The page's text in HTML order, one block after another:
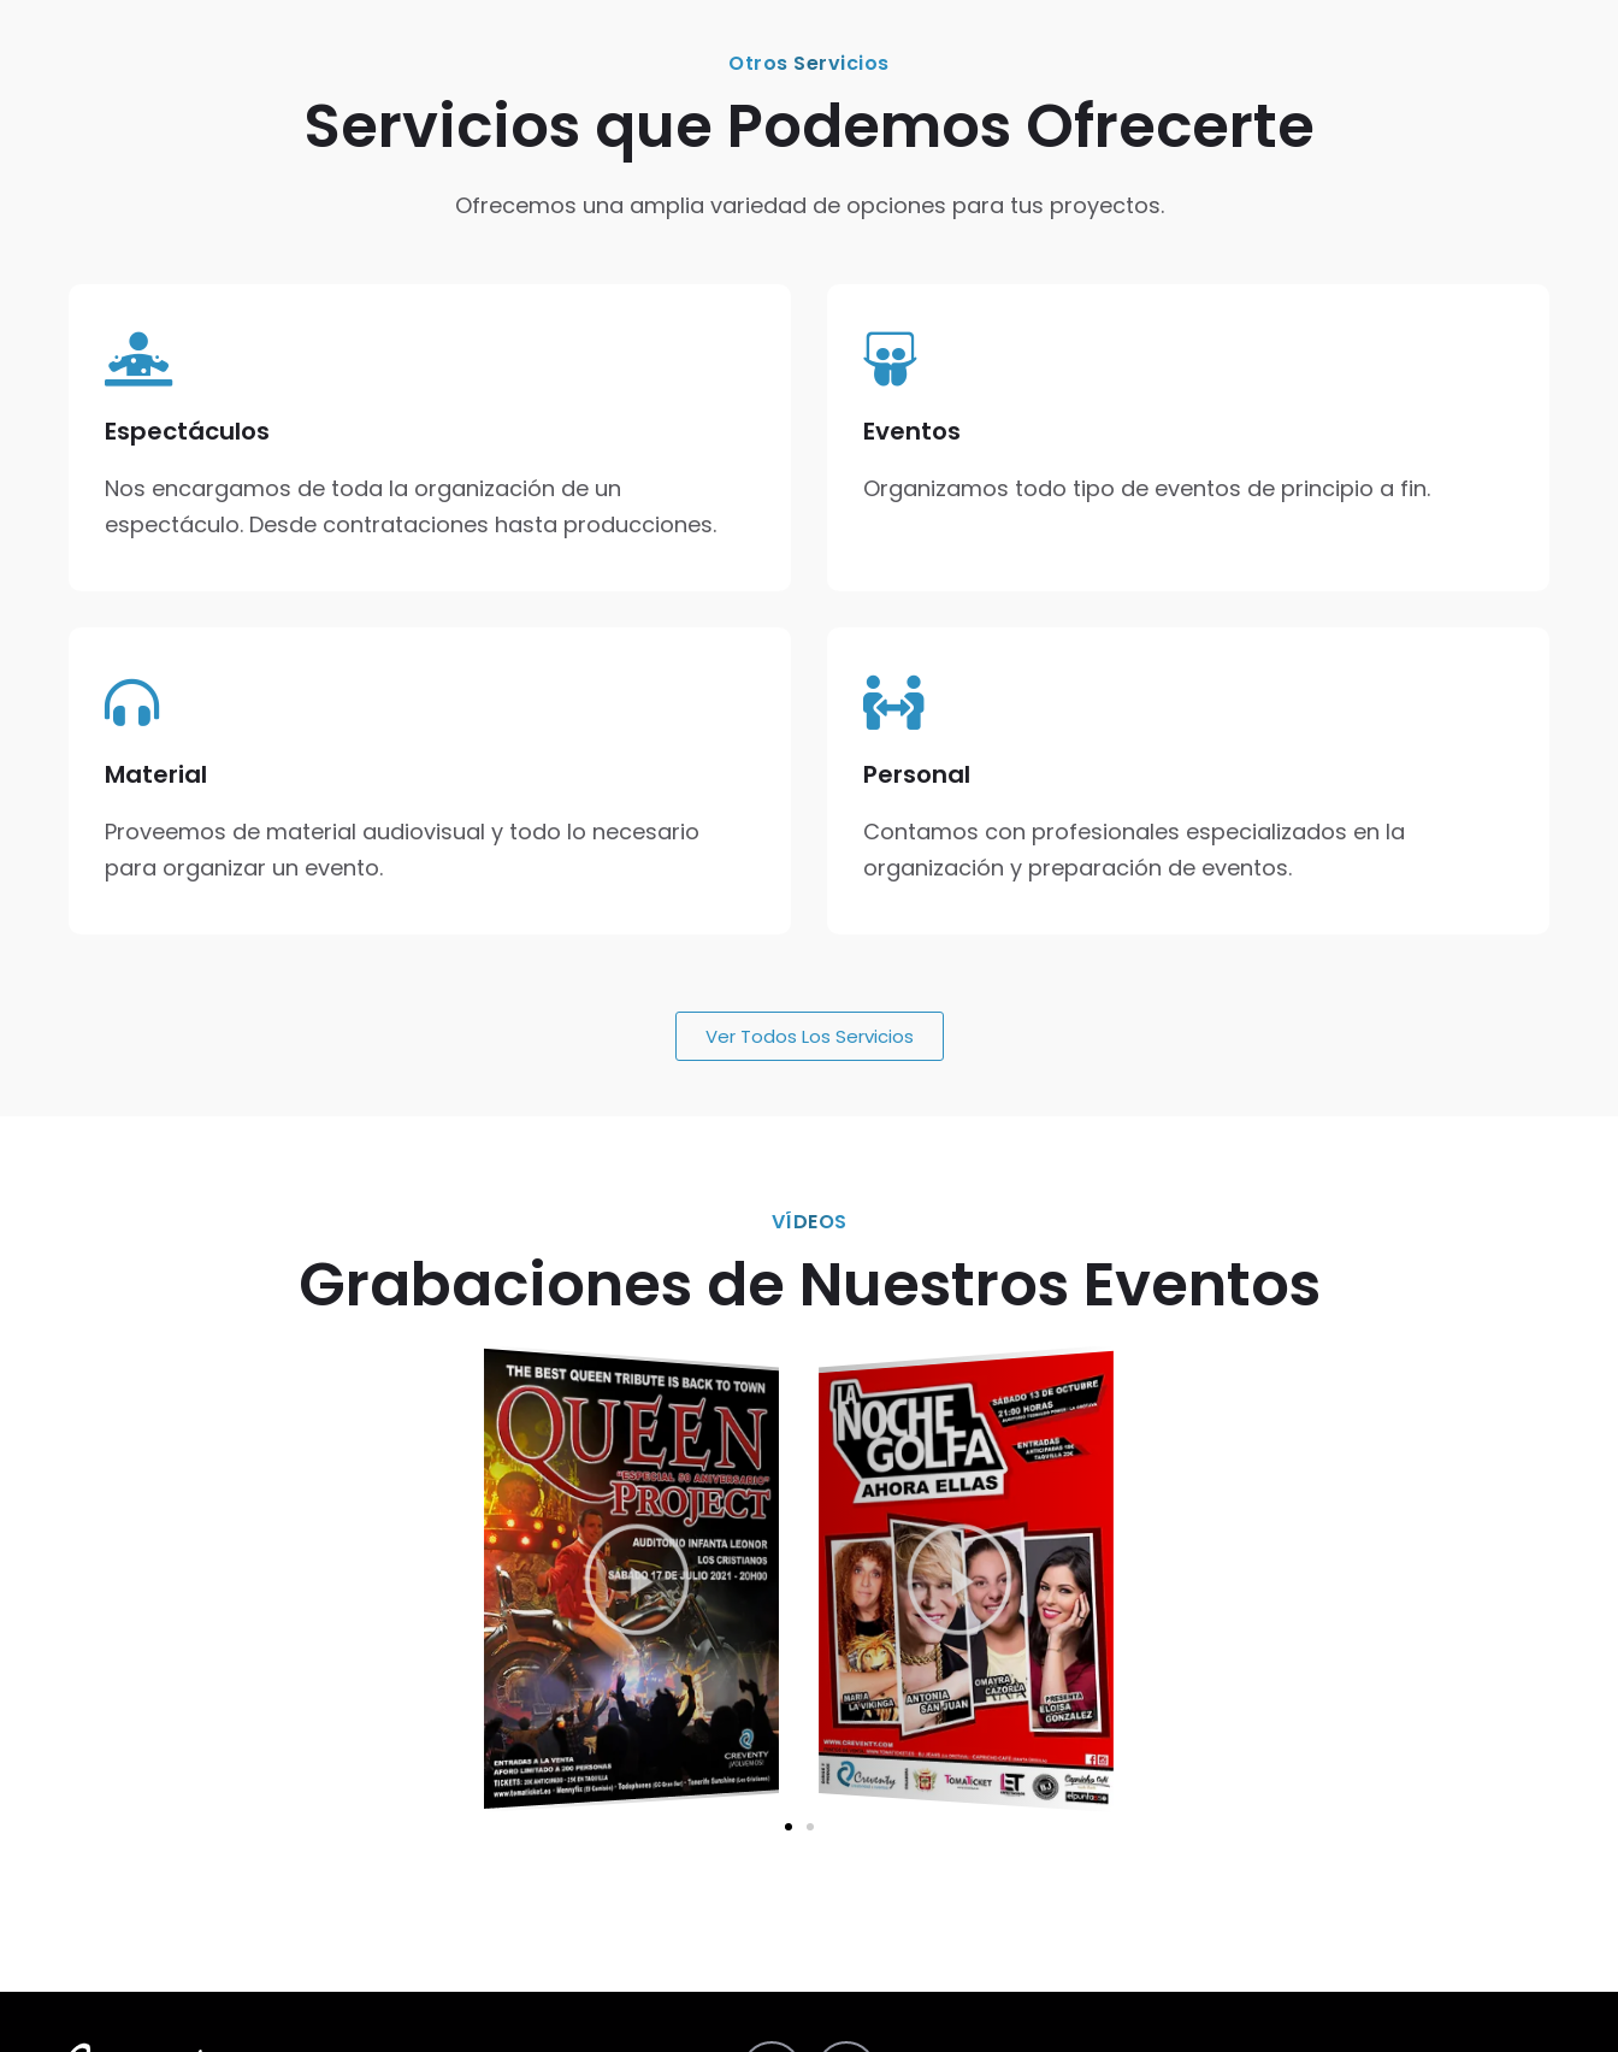
Otros Servicios
Servicios que Podemos Ofrecerte
Ofrecemos una amplia variedad de opciones para tus proyectos.
Espectáculos
Nos encargamos de toda la organización de un
espectáculo. Desde contrataciones hasta producciones.
Eventos
Organizamos todo tipo de eventos de principio a fin.
Material
Proveemos de material audiovisual y todo lo necesario
para organizar un evento.
Personal
Contamos con profesionales especializados en la
organización y preparación de eventos.
Ver Todos Los Servicios
VÍDEOS
Grabaciones de Nuestros Eventos